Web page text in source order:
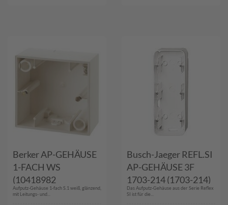
Berker AP-GEHÄUSE
1-FACH WS
(10418982
GLÄNZEND S1)
Aufputz-Gehäuse 1-fach S.1 weiß, glänzend,
mit Leitungs- und...
Busch-Jaeger REFL.SI
AP-GEHÄUSE 3F
1703-214 (1703-214)
Das Aufputz-Gehäuse aus der Serie Reflex
SI ist für die...